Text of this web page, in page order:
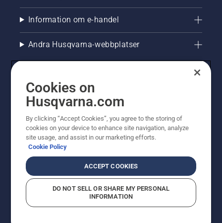
Information om e-handel
Andra Husqvarna-webbplatser
© Husqvarna AB (publ). All rights reserved. Priserna
som visas är rekommenderade cirkapriser. Alla angivna
priser är rekommenderade försäljningspriser (inkl.
moms) om inte produkten är tillgänglig för direkt köp.
CookiepolicyAnvändningsvillkor Sekretessmeddelande
Företagsinformation
Cookies on
Husqvarna.com
By clicking “Accept Cookies”, you agree to the storing of
cookies on your device to enhance site navigation, analyze
site usage, and assist in our marketing efforts.
Cookie Policy
ACCEPT COOKIES
DO NOT SELL OR SHARE MY PERSONAL
INFORMATION